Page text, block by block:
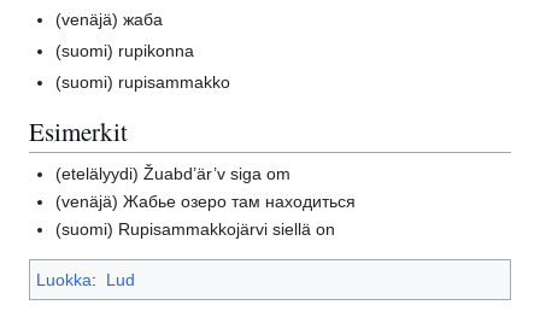
(venäjä)жаба
(suomi) rupikonna
(suomi) rupisammakko
Esimerkit
(etelälyydi)Žuabd’är’v siga om
(venäjä)Жабье озеро там находиться
(suomi) Rupisammakkojärvi siellä on
Luokka: Lud